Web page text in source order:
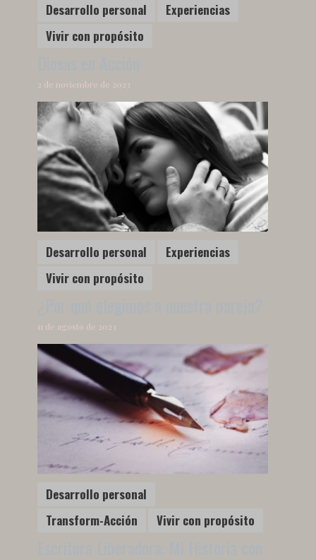
Desarrollo personal
Experiencias
Vivir con propósito
2 de noviembre de 2023
Desarrollo personal
Experiencias
Vivir con propósito
11 de agosto de 2023
Desarrollo personal
Transform-Acción
Vivir con propósito